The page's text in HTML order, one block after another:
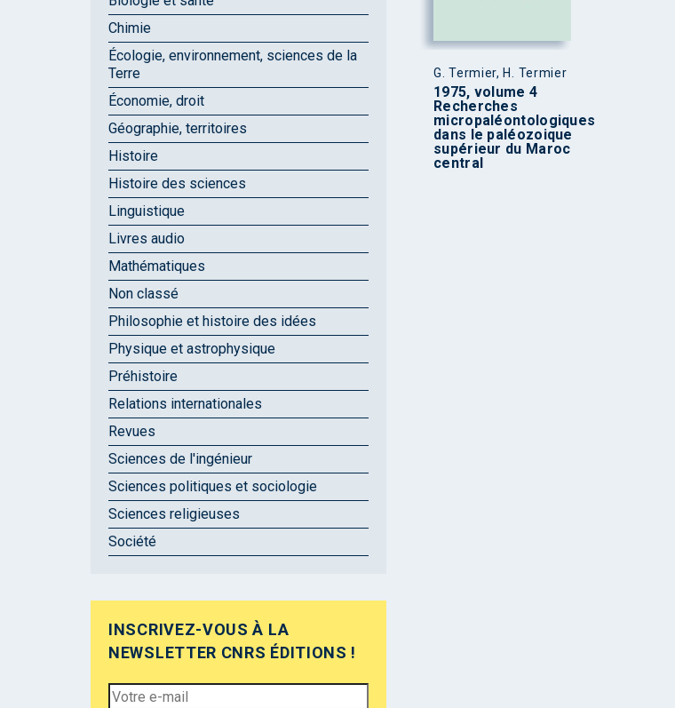
G. Termier, H. Termier
1975, volume 4
Recherches
micropaléontologiques
dans le paléozoique
supérieur du Maroc
central
Chimie
Écologie, environnement, sciences de la
Terre
Économie, droit
Géographie, territoires
Histoire
Histoire des sciences
Linguistique
Livres audio
Mathématiques
Non classé
Philosophie et histoire des idées
Physique et astrophysique
Préhistoire
Relations internationales
Revues
Sciences de l'ingénieur
Sciences politiques et sociologie
Sciences religieuses
Société
INSCRIVEZ-VOUS À LA
NEWSLETTER CNRS ÉDITIONS !